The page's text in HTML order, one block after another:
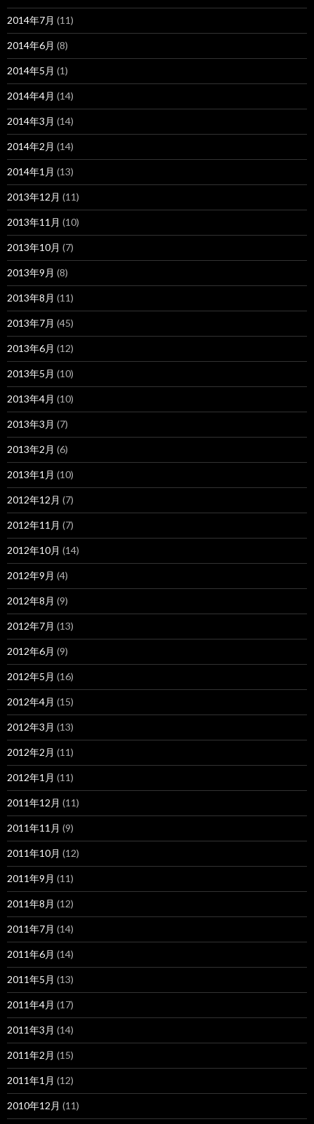
2014年7月 (11)
2014年6月 (8)
2014年5月 (1)
2014年4月 (14)
2014年3月 (14)
2014年2月 (14)
2014年1月 (13)
2013年12月 (11)
2013年11月 (10)
2013年10月 (7)
2013年9月 (8)
2013年8月 (11)
2013年7月 (45)
2013年6月 (12)
2013年5月 (10)
2013年4月 (10)
2013年3月 (7)
2013年2月 (6)
2013年1月 (10)
2012年12月 (7)
2012年11月 (7)
2012年10月 (14)
2012年9月 (4)
2012年8月 (9)
2012年7月 (13)
2012年6月 (9)
2012年5月 (16)
2012年4月 (15)
2012年3月 (13)
2012年2月 (11)
2012年1月 (11)
2011年12月 (11)
2011年11月 (9)
2011年10月 (12)
2011年9月 (11)
2011年8月 (12)
2011年7月 (14)
2011年6月 (14)
2011年5月 (13)
2011年4月 (17)
2011年3月 (14)
2011年2月 (15)
2011年1月 (12)
2010年12月 (11)